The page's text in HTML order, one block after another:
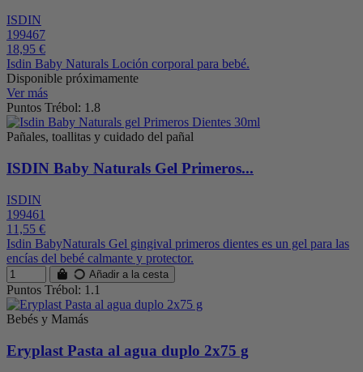
ISDIN
199467
18,95 €
Isdin Baby Naturals Loción corporal para bebé.
Disponible próximamente
Ver más
Puntos Trébol: 1.8
Pañales, toallitas y cuidado del pañal
ISDIN Baby Naturals Gel Primeros...
ISDIN
199461
11,55 €
Isdin BabyNaturals Gel gingival primeros dientes es un gel para las
encías del bebé calmante y protector.
Añadir a la cesta
Puntos Trébol: 1.1
Bebés y Mamás
Eryplast Pasta al agua duplo 2x75 g